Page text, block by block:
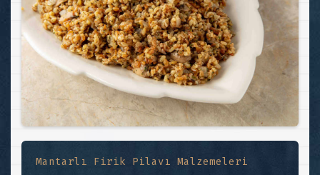
Mantarlı Firik Pilavı Malzemeleri